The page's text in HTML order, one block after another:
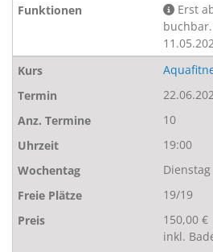
Erst
10
19:00
Dienstag
19/19
150,00 €
inkl.